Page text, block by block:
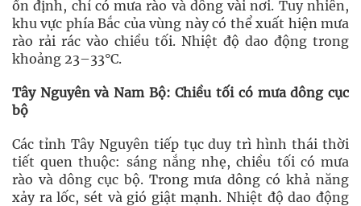
ổn định, chỉ có mưa rào và dông vài nơi. Tuy nhiên,
khu vực phía Bắc của vùng này có thể xuất hiện mưa
rào rải rác vào chiều tối. Nhiệt độ dao động trong
khoảng 23–33°C.
Tây Nguyên và Nam Bộ: Chiều tối có mưa dông cục
bộ
Các tỉnh Tây Nguyên tiếp tục duy trì hình thái thời
tiết quen thuộc: sáng nắng nhẹ, chiều tối có mưa
rào và dông cục bộ. Trong mưa dông có khả năng
xảy ra lốc, sét và gió giật mạnh. Nhiệt độ dao động